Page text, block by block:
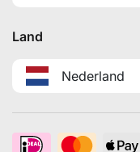
Land
Nederland